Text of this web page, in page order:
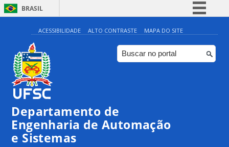
BRASIL
Simplifique!
Comunica BR
Participe
ACESSIBILIDADE ALTO CONTRASTE MAPA DO SITE
Departamento de
Engenharia de Automação
e Sistemas